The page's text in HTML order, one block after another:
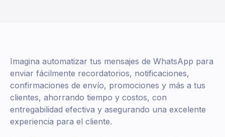
Imagina automatizar tus mensajes de WhatsApp para
enviar fácilmente recordatorios, notificaciones,
confirmaciones de envío, promociones y más a tus
clientes, ahorrando tiempo y costos, con
entregabilidad efectiva y asegurando una excelente
experiencia para el cliente.